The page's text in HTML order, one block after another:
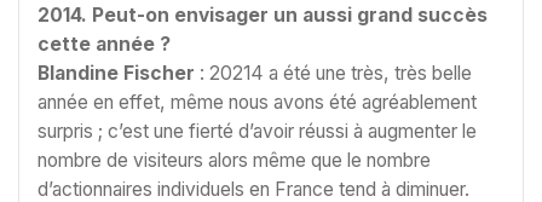
2014. Peut-on envisager un aussi grand succès
cette année ?
Blandine Fischer : 20214 a été une très, très belle
année en effet, même nous avons été agréablement
surpris ; c’est une fierté d’avoir réussi à augmenter le
nombre de visiteurs alors même que le nombre
d’actionnaires individuels en France tend à diminuer.